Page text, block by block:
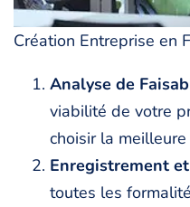
Création Entreprise en
Analyse de
viabilité de votre
choisir la
Enregistrement
toutes les